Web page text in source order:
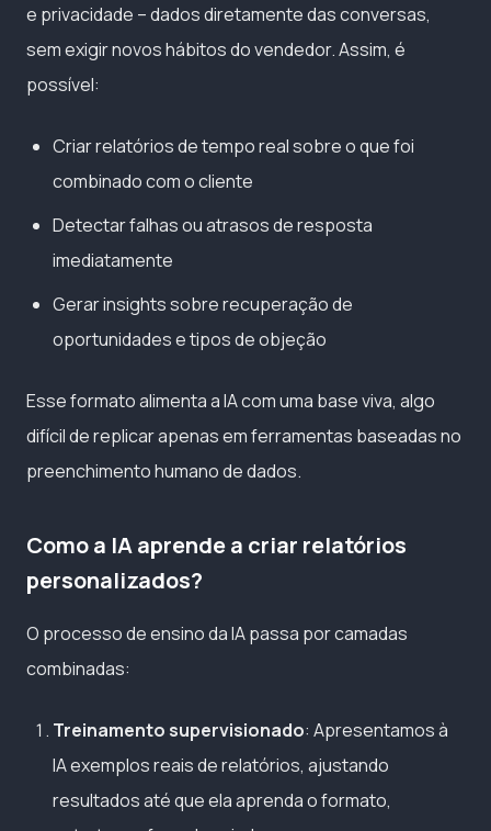
e privacidade – dados diretamente das conversas,
sem exigir novos hábitos do vendedor. Assim, é
possível:
Criar relatórios de tempo real sobre o que foi
combinado com o cliente
Detectar falhas ou atrasos de resposta
imediatamente
Gerar insights sobre recuperação de
oportunidades e tipos de objeção
Esse formato alimenta a IA com uma base viva, algo
difícil de replicar apenas em ferramentas baseadas no
preenchimento humano de dados.
Como a IA aprende a criar relatórios
personalizados?
O processo de ensino da IA passa por camadas
combinadas:
Treinamento supervisionado: Apresentamos à
IA exemplos reais de relatórios, ajustando
resultados até que ela aprenda o formato,